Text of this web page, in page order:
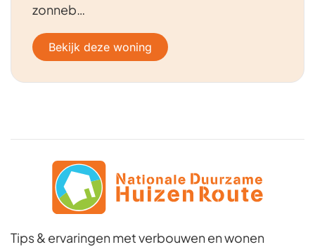
zonneb…
Bekijk deze woning
Tips & ervaringen met verbouwen en wonen